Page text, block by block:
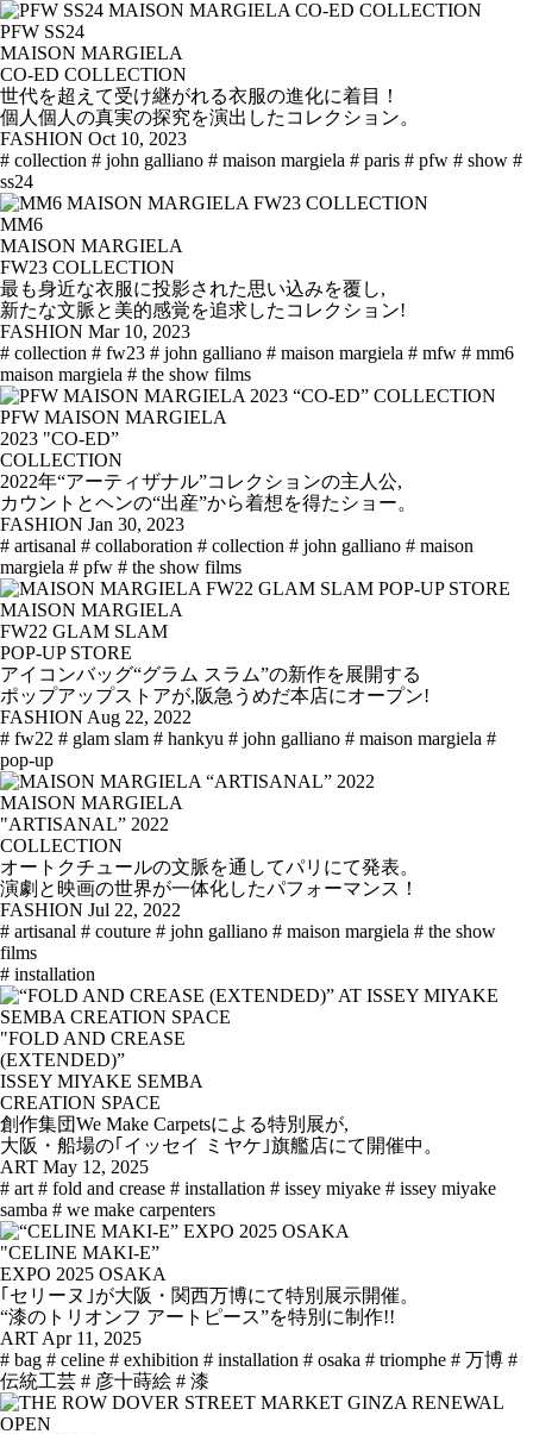
PFW SS24
MAISON MARGIELA
CO-ED COLLECTION
世代を超えて受け継がれる衣服の進化に着目！
個人個人の真実の探究を演出したコレクション。
FASHION Oct 10, 2023
# collection # john galliano # maison margiela # paris # pfw # show #
ss24
MM6
MAISON MARGIELA
FW23 COLLECTION
最も身近な衣服に投影された思い込みを覆し,
新たな文脈と美的感覚を追求したコレクション!
FASHION Mar 10, 2023
# collection # fw23 # john galliano # maison margiela # mfw # mm6
maison margiela # the show films
PFW MAISON MARGIELA
2023 "CO-ED”
COLLECTION
2022年“アーティザナル”コレクションの主人公,
カウントとヘンの“出産”から着想を得たショー。
FASHION Jan 30, 2023
# artisanal # collaboration # collection # john galliano # maison
margiela # pfw # the show films
MAISON MARGIELA
FW22 GLAM SLAM
POP-UP STORE
アイコンバッグ“グラム スラム”の新作を展開する
ポップアップストアが,阪急うめだ本店にオープン!
FASHION Aug 22, 2022
# fw22 # glam slam # hankyu # john galliano # maison margiela #
pop-up
MAISON MARGIELA
"ARTISANAL” 2022
COLLECTION
オートクチュールの文脈を通してパリにて発表。
演劇と映画の世界が一体化したパフォーマンス！
FASHION Jul 22, 2022
# artisanal # couture # john galliano # maison margiela # the show
films
# installation
"FOLD AND CREASE
(EXTENDED)”
ISSEY MIYAKE SEMBA
CREATION SPACE
創作集団We Make Carpetsによる特別展が,
大阪・船場の｢イッセイ ミヤケ｣旗艦店にて開催中。
ART May 12, 2025
# art # fold and crease # installation # issey miyake # issey miyake
samba # we make carpenters
"CELINE MAKI-E”
EXPO 2025 OSAKA
｢セリーヌ｣が大阪・関西万博にて特別展示開催。
“漆のトリオンフ アートピース”を特別に制作!!
ART Apr 11, 2025
# bag # celine # exhibition # installation # osaka # triomphe # 万博 #
伝統工芸 # 彦十蒔絵 # 漆